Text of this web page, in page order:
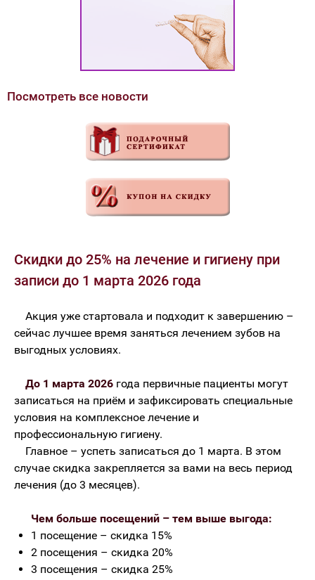
Посмотреть все новости
Скидки до 25% на лечение и гигиену при
записи до 1 марта 2026 года
Акция уже стартовала и подходит к завершению –
сейчас лучшее время заняться лечением зубов на
выгодных условиях.
До 1 марта 2026 года первичные пациенты могут
записаться на приём и зафиксировать специальные
условия на комплексное лечение и
профессиональную гигиену.
Главное – успеть записаться до 1 марта. В этом
случае скидка закрепляется за вами на весь период
лечения (до 3 месяцев).
Чем больше посещений – тем выше выгода:
1 посещение – скидка 15%
2 посещения – скидка 20%
3 посещения – скидка 25%